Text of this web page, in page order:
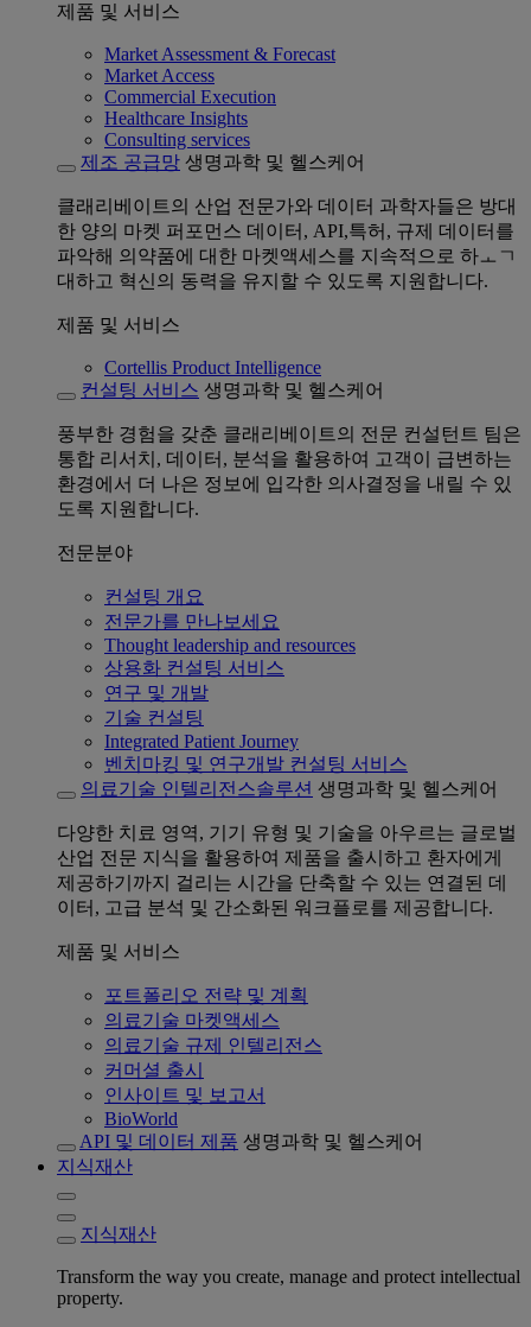
제품 및 서비스
Market Assessment & Forecast
Market Access
Commercial Execution
Healthcare Insights
Consulting services
제조 공급망 생명과학 및 헬스케어
클래리베이트의 산업 전문가와 데이터 과학자들은 방대
한 양의 마켓 퍼포먼스 데이터, API,특허, 규제 데이터를
파악해 의약품에 대한 마켓액세스를 지속적으로 하ㅗㄱ
대하고 혁신의 동력을 유지할 수 있도록 지원합니다.
제품 및 서비스
Cortellis Product Intelligence
컨설팅 서비스 생명과학 및 헬스케어
풍부한 경험을 갖춘 클래리베이트의 전문 컨설턴트 팀은
통합 리서치, 데이터, 분석을 활용하여 고객이 급변하는
환경에서 더 나은 정보에 입각한 의사결정을 내릴 수 있
도록 지원합니다.
전문분야
컨설팅 개요
전문가를 만나보세요
Thought leadership and resources
상용화 컨설팅 서비스
연구 및 개발
기술 컨설팅
Integrated Patient Journey
벤치마킹 및 연구개발 컨설팅 서비스
의료기술 인텔리전스솔루션 생명과학 및 헬스케어
다양한 치료 영역, 기기 유형 및 기술을 아우르는 글로벌
산업 전문 지식을 활용하여 제품을 출시하고 환자에게
제공하기까지 걸리는 시간을 단축할 수 있는 연결된 데
이터, 고급 분석 및 간소화된 워크플로를 제공합니다.
제품 및 서비스
포트폴리오 전략 및 계획
의료기술 마켓액세스
의료기술 규제 인텔리전스
커머셜 출시
인사이트 및 보고서
BioWorld
API 및 데이터 제품 생명과학 및 헬스케어
지식재산
지식재산
Transform the way you create, manage and protect intellectual
property.